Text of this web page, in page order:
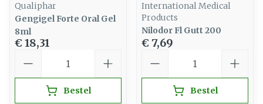
Qualiphar
Gengigel Forte Oral Gel
8ml
€ 18,31
Bestel
International Medical
Products
Nilodor Fl Gutt 200
€ 7,69
Bestel